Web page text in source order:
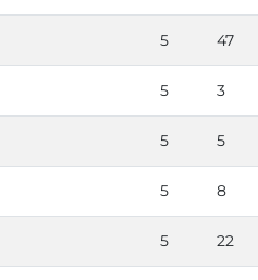
5 47
5 3
5 5
5 8
5 22